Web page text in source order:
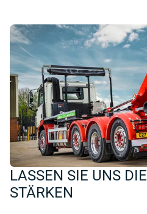
LASSEN SIE UNS
STÄRKEN